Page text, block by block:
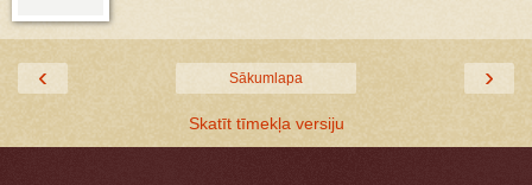
‹ ›
Sākumlapa
Skatīt tīmekļa versiju